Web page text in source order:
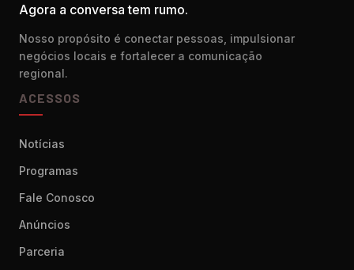
Agora a conversa tem rumo.
Nosso propósito é conectar pessoas, impulsionar
negócios locais e fortalecer a comunicação
regional.
ACESSOS
Notícias
Programas
Fale Conosco
Anúncios
Parceria